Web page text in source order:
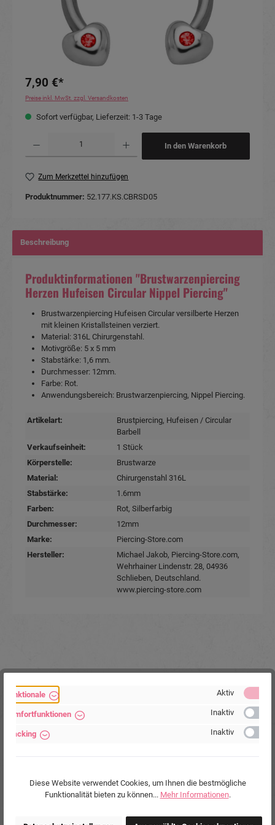
7,90 €*
Preise inkl. MwSt. zzgl. Versandkosten
Sofort verfügbar, Lieferzeit: 1-3 Tage
In den Warenkorb
Zum Merkzettel hinzufügen
Produktnummer: 52.177.KS.CBRSD05
Beschreibung
Produktinformationen "Brustwarzenpiercing
Herzen Hufeisen Circular Nippel Piercing"
Brustwarzenpiercing Hufeisen Circular versilberte Herzen
mit kleinen Kristallsteinen verziert.
Material: 316L Chirurgenstahl.
Motivgröße: 5 x 5 mm
Stabstärke: 1,6 mm.
Durchmesser: 12mm.
Farbe: Rot.
Anwendungsbereich: Brustwarzenpiercing, Nippel Piercing.
Artikelart: Brustpiercing, Hufeisen / Circular
Barbell
Verkaufseinheit:
1 Stück
Körperstelle:
Brustwarze
Material:
Chirurgenstahl 316L
Stabstärke:
1.6mm
Farben:
Rot, Silberfarbig
Durchmesser:
12mm
Marke:
Piercing-Store.com
Hersteller:
Michael Jakob, Piercing-Store.com,
Wehrhainer Lindenstr. 28, 04936
Schlieben, Deutschland.
www.piercing-store.com
Funktionale Aktiv
Komfortfunktionen Inaktiv
Tracking Inaktiv
Diese Website verwendet Cookies, um Ihnen die bestmögliche
Funktionalität bieten zu können... Mehr Informationen.